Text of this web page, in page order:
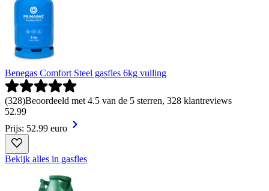
Benegas Comfort Steel gasfles 6kg vulling
(328)Beoordeeld met 4.5 van de 5 sterren, 328 klantreviews
52.99
Prijs: 52.99 euro
Bekijk alles in gasfles